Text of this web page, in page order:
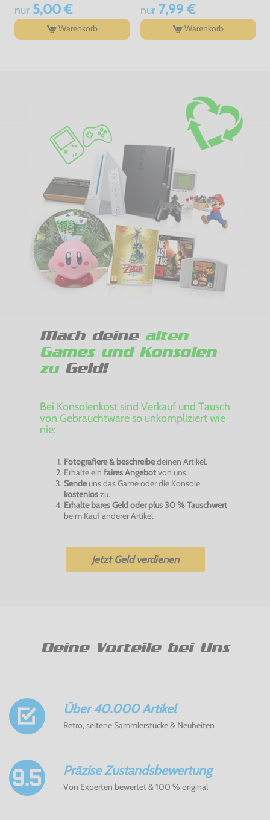
nur5,00 €
Warenkorb
nur7,99 €
Warenkorb
Mach deine alten
Games und Konsolen
zuGeld!
Bei Konsolenkost sind Verkauf und Tausch
von Gebrauchtware so unkompliziert wie
nie:
Fotografiere & beschreibedeinen Artikel.
Erhalte ein faires Angebotvon uns.
Sendeuns das Game oder die Konsole
kostenloszu.
Erhalte bares Geld oder plus 30 % Tauschwert
beim Kauf anderer Artikel.
Jetzt Geld verdienen
Deine Vorteile bei Uns
Über 40.000 Artikel
Retro, seltene Sammlerstücke & Neuheiten
Präzise Zustandsbewertung
Von Experten bewertet & 100 % original